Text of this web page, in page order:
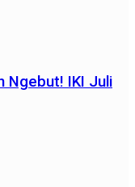
Ngebut! IKI Juli